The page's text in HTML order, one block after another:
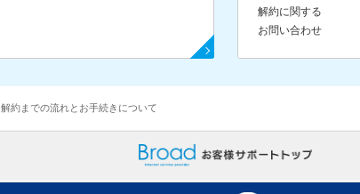
解約に関する
お問い合わせ
解約までの流れとお手続きについて